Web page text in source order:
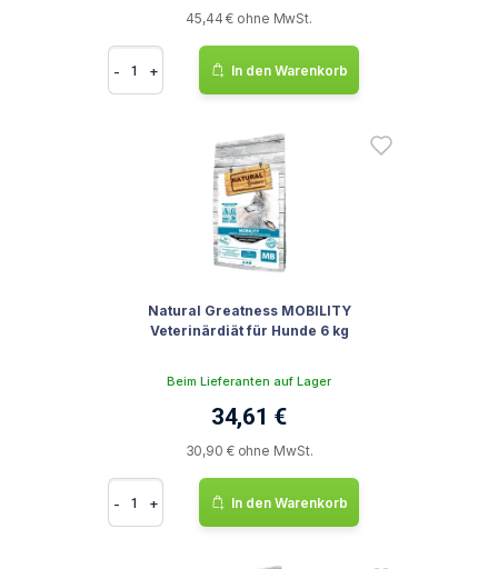
45,44 € ohne MwSt.
- + In den Warenkorb
Natural Greatness MOBILITY
Veterinärdiät für Hunde 6 kg
Beim Lieferanten auf Lager
34,61 €
30,90 € ohne MwSt.
- + In den Warenkorb